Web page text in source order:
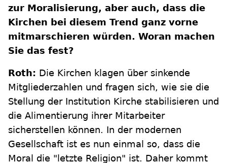
zur Moralisierung, aber auch, dass die
Kirchen bei diesem Trend ganz vorne
mitmarschieren würden. Woran machen
Sie das fest?
Roth: Die Kirchen klagen über sinkende
Mitgliederzahlen und fragen sich, wie sie die
Stellung der Institution Kirche stabilisieren und
die Alimentierung ihrer Mitarbeiter
sicherstellen können. In der modernen
Gesellschaft ist es nun einmal so, dass die
Moral die "letzte Religion" ist. Daher kommt